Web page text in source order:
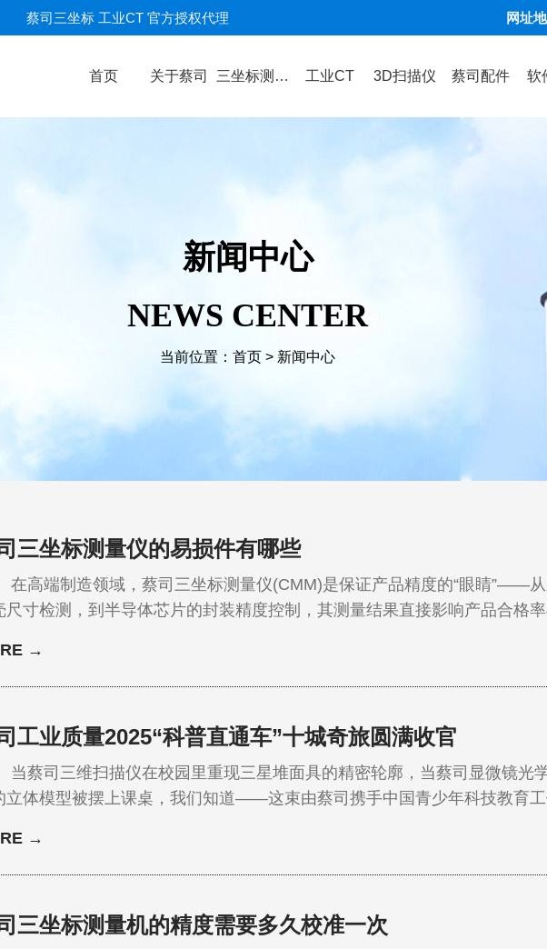
蔡司三坐标 工业CT 官方授权代理 网址
首页 关于蔡司 三坐标测量机 工业CT 3D扫描仪 蔡司配件 软
新闻中心
NEWS CENTER
当前位置：首页 > 新闻中心
三坐标测量仪的易损件有哪些
端制造领域，蔡司三坐标测量仪(CMM)是保证产品精度的“眼睛”——从
尺寸检测，到半导体芯片的封装精度控制，其测量结果直接影响产品合格
、为什么易损件是三坐标精度的“隐形杀手”? 三坐标测量仪的精度
于各组件的协同运…
→
工业质量2025“科普直通车”十城奇旅圆满收官
司三维扫描仪在校园里重现三星堆面具的精密轮廓，当蔡司显微镜光
立体模型被摆上课桌，我们知道——这束由蔡司携手中国青少年科技教育
光——科普直通车”青少年科教公益行在东莞迎来年度收官。这是公益行自
次升级之旅，从江西上饶宇瞳学校启航，…
→
三坐标测量机的精度需要多久校准一次